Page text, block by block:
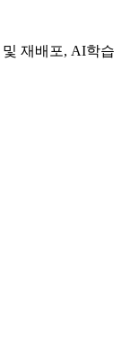
재배포, AI학습